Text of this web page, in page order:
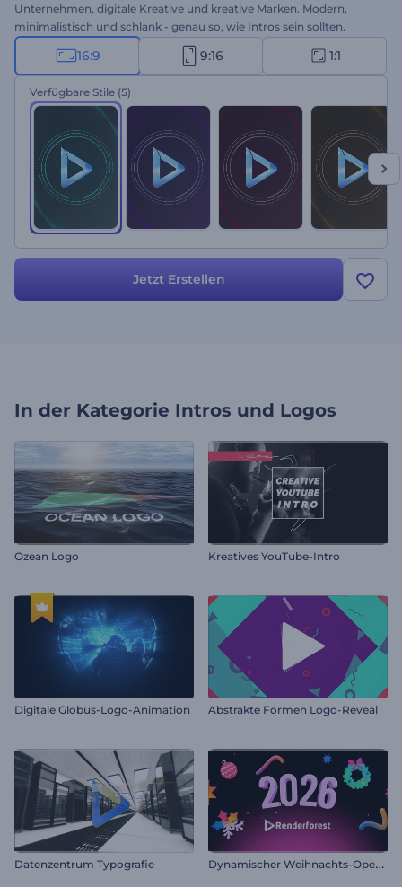
Unternehmen, digitale Kreative und kreative Marken. Modern,
minimalistisch und schlank - genau so, wie Intros sein sollten.
Laden Sie Ihr Logo hoch, geben Sie Ihren Slogan ein, und lassen Sie
die Animation den Rest erledigen. Probieren Sie es jetzt aus und
erhalten Sie in Sekundenschnelle ein Intro in professioneller
Qualität!
16:9 9:16 1:1
Verfügbare Stile (5)
Jetzt Erstellen
In der Kategorie Intros und Logos
Ozean Logo Kreatives YouTube-Intro
Digitale Globus-Logo-Animation Abstrakte Formen Logo-Reveal
Datenzentrum Typografie D
ynamischer Weihnachts-Opener